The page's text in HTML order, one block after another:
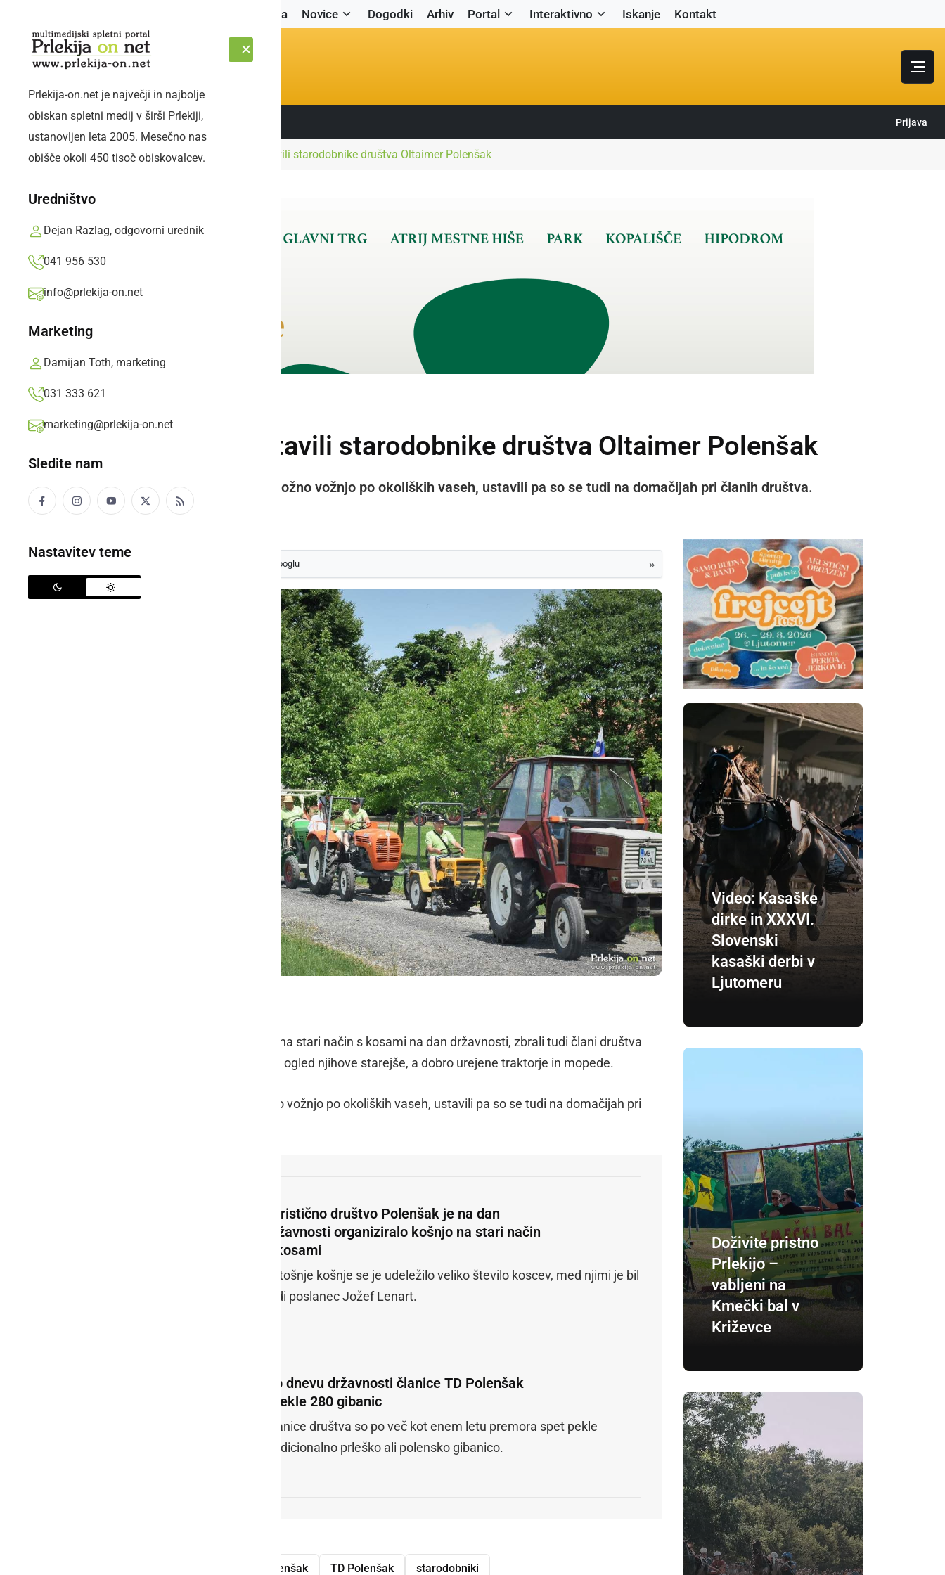
Naslovnica Novice Dogodki Arhiv Portal Interaktivno Iskanje Kontakt
SOBOTA, 8. AVGUST 2026 Sledite nam: Prijava
Prlekija-on.net je največji in najbolje
obiskan spletni medij v širši Prlekiji,
ustanovljen leta 2005. Mesečno nas
obišče okoli 450 tisoč obiskovalcev.
Uredništvo
Dejan Razlag, odgovorni urednik
041 956 530
info@prlekija-on.net
Marketing
Damijan Toth, marketing
031 333 621
marketing@prlekija-on.net
Sledite nam
Nastavitev teme
Naslovnica DružabnoNa ogled so postavili starodobnike društva Oltaimer Polenšak
Na ogled so postavili starodobnike društva Oltaimer Polenšak
Po razstavi so se odpravili na krožno vožnjo po okoliških vaseh, ustavili pa so se tudi na domačijah pri članih društva.
Prlekija-on.net,petek, 2. julij 2021 ob 15:07
kot svoj prednostni vir na Googlu »
Letos so se na Polenšaku po košnji na stari način s kosami na dan državnosti, zbrali tudi člani društva
Oltaimer Polenšak, ki so postavili na ogled njihove starejše, a dobro urejene traktorje in mopede.
Po razstavi so se odpravili na krožno vožnjo po okoliških vaseh, ustavili pa so se tudi na domačijah pri
Turistično društvo Polenšak je na dan
državnosti organiziralo košnjo na stari način
s kosami
Letošnje košnje se je udeležilo veliko število koscev, med njimi je bil
tudi poslanec Jožef Lenart.
Ob dnevu državnosti članice TD Polenšak
spekle 280 gibanic
Članice društva so po več kot enem letu premora spet pekle
tradicionalno prleško ali polensko gibanico.
Oltaimer Polenšak TD Polenšak starodobniki
Video: Kasaške
dirke in XXXVI.
Slovenski
kasaški derbi v
Ljutomeru
Doživite pristno
Prlekijo –
vabljeni na
Kmečki bal v
Križevce